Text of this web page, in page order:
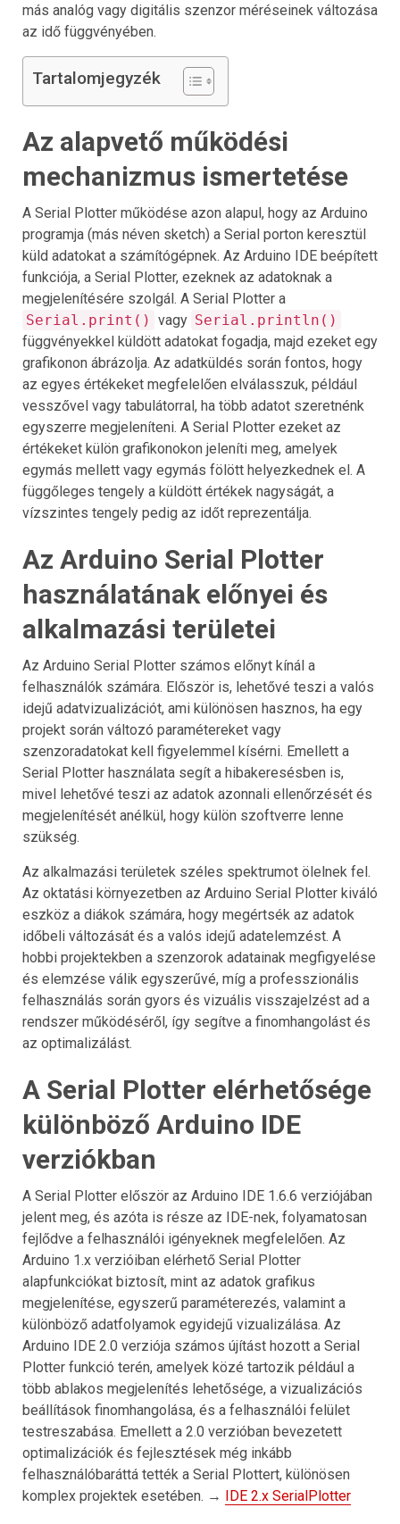
más analóg vagy digitális szenzor méréseinek változása
az idő függvényében.
Tartalomjegyzék
Az alapvető működési
mechanizmus ismertetése
A Serial Plotter működése azon alapul, hogy az Arduino
programja (más néven sketch) a Serial porton keresztül
küld adatokat a számítógépnek. Az Arduino IDE beépített
funkciója, a Serial Plotter, ezeknek az adatoknak a
megjelenítésére szolgál. A Serial Plotter a
Serial.print() vagy Serial.println()
függvényekkel küldött adatokat fogadja, majd ezeket egy
grafikonon ábrázolja. Az adatküldés során fontos, hogy
az egyes értékeket megfelelően elválasszuk, például
vesszővel vagy tabulátorral, ha több adatot szeretnénk
egyszerre megjeleníteni. A Serial Plotter ezeket az
értékeket külön grafikonokon jeleníti meg, amelyek
egymás mellett vagy egymás fölött helyezkednek el. A
függőleges tengely a küldött értékek nagyságát, a
vízszintes tengely pedig az időt reprezentálja.
Az Arduino Serial Plotter
használatának előnyei és
alkalmazási területei
Az Arduino Serial Plotter számos előnyt kínál a
felhasználók számára. Először is, lehetővé teszi a valós
idejű adatvizualizációt, ami különösen hasznos, ha egy
projekt során változó paramétereket vagy
szenzoradatokat kell figyelemmel kísérni. Emellett a
Serial Plotter használata segít a hibakeresésben is,
mivel lehetővé teszi az adatok azonnali ellenőrzését és
megjelenítését anélkül, hogy külön szoftverre lenne
szükség.
Az alkalmazási területek széles spektrumot ölelnek fel.
Az oktatási környezetben az Arduino Serial Plotter kiváló
eszköz a diákok számára, hogy megértsék az adatok
időbeli változását és a valós idejű adatelemzést. A
hobbi projektekben a szenzorok adatainak megfigyelése
és elemzése válik egyszerűvé, míg a professzionális
felhasználás során gyors és vizuális visszajelzést ad a
rendszer működéséről, így segítve a finomhangolást és
az optimalizálást.
A Serial Plotter elérhetősége
különböző Arduino IDE
verziókban
A Serial Plotter először az Arduino IDE 1.6.6 verziójában
jelent meg, és azóta is része az IDE-nek, folyamatosan
fejlődve a felhasználói igényeknek megfelelően. Az
Arduino 1.x verzióiban elérhető Serial Plotter
alapfunkciókat biztosít, mint az adatok grafikus
megjelenítése, egyszerű paraméterezés, valamint a
különböző adatfolyamok egyidejű vizualizálása. Az
Arduino IDE 2.0 verziója számos újítást hozott a Serial
Plotter funkció terén, amelyek közé tartozik például a
több ablakos megjelenítés lehetősége, a vizualizációs
beállítások finomhangolása, és a felhasználói felület
testreszabása. Emellett a 2.0 verzióban bevezetett
optimalizációk és fejlesztések még inkább
felhasználóbaráttá tették a Serial Plottert, különösen
komplex projektek esetében. → IDE 2.x SerialPlotter